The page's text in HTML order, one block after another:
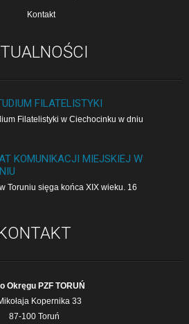
Kontakt
FILATELISTYKI
Filatelistyki w Cie­cho­cin­ku w dniu
KOMUNIKACJI MIEJSKIEJ W
Toruniu sięga końca XIX wieku. 16
Okręgu PZF TORUŃ
Kopernika 33
87-100 Toruń